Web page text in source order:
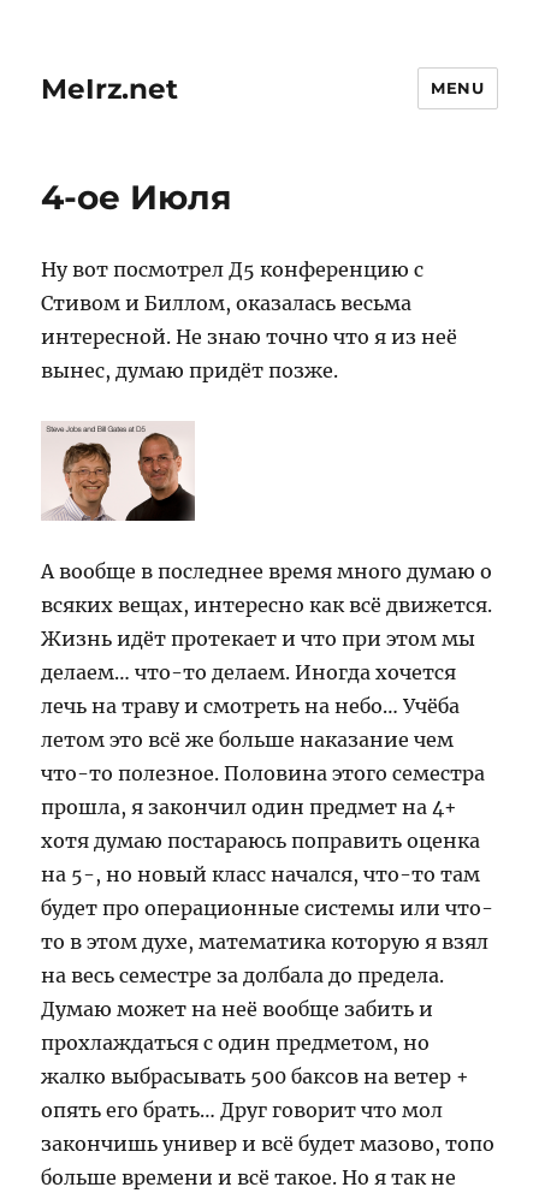
MeIrz.net MENU
4-ое Июля
Ну вот посмотрел Д5 конференцию с
Стивом и Биллом, оказалась весьма
интересной. Не знаю точно что я из неё
вынес, думаю придёт позже.
А вообще в последнее время много думаю о
всяких вещах, интересно как всё движется.
Жизнь идёт протекает и что при этом мы
делаем… что-то делаем. Иногда хочется
лечь на траву и смотреть на небо… Учёба
летом это всё же больше наказание чем
что-то полезное. Половина этого семестра
прошла, я закончил один предмет на 4+
хотя думаю постараюсь поправить оценка
на 5-, но новый класс начался, что-то там
будет про операционные системы или что-
то в этом духе, математика которую я взял
на весь семестре за долбала до предела.
Думаю может на неё вообще забить и
прохлаждаться с один предметом, но
жалко выбрасывать 500 баксов на ветер +
опять его брать… Друг говорит что мол
закончишь универ и всё будет мазово, топо
больше времени и всё такое. Но я так не